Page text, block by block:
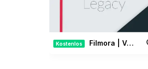
Kostenlos Filmora | Vermächtnis Paket